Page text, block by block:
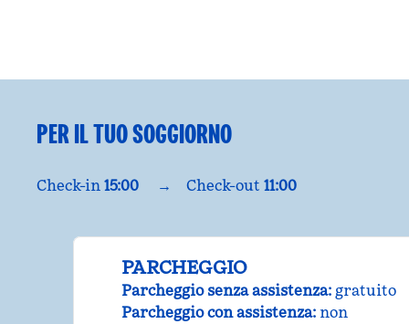
PER IL TUO SOGGIORNO
Check-in 15:00 → Check-out 11:00
PARCHEGGIO
Parcheggio senza assistenza: gratuito
Parcheggio con assistenza: non